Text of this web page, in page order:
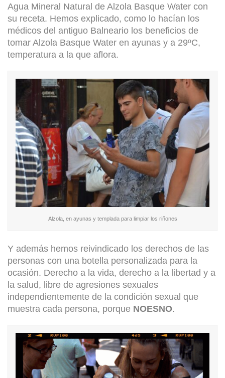
Agua Mineral Natural de Alzola Basque Water con
su receta. Hemos explicado, como lo hacían los
médicos del antiguo Balneario los beneficios de
tomar Alzola Basque Water en ayunas y a 29ºC,
temperatura a la que aflora.
Alzola, en ayunas y templada para limpiar los riñones
Y además hemos reivindicado los derechos de las
personas con una botella personalizada para la
ocasión. Derecho a la vida, derecho a la libertad y a
la salud, libre de agresiones sexuales
independientemente de la condición sexual que
muestra cada persona, porque NOESNO.